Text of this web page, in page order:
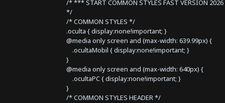
/* *** START COMMON STYLES FAST VERSION
*/
/* COMMON STYLES */
.oculta { display:none!important; }
@media only screen and (max-width: 639.99px) {
.ocultaMobil { display:none!important; }
}
@media only screen and (max-width: 640px) {
.ocultaPC { display:none!important; }
}
/* COMMON STYLES HEADER */